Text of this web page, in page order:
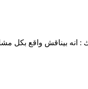
: انه بيناقش واقع بكل